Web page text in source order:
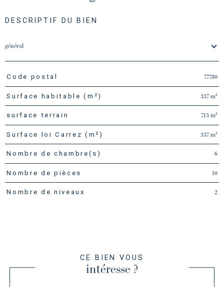
DESCRIPTIF DU BIEN
général
TRAD_PAMPERO_Caracteristique
Code postal 77780
Surface habitable (m²) 337 m²
surface terrain 713 m²
Surface loi Carrez (m²) 337 m²
Nombre de chambre(s) 6
Nombre de pièces 10
Nombre de niveaux 2
CE BIEN VOUS
intéresse ?